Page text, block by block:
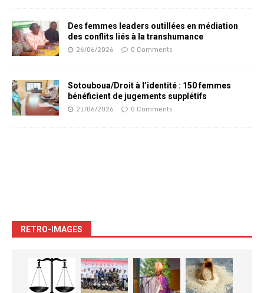
Des femmes leaders outillées en médiation
des conflits liés à la transhumance
26/06/2026 0 Comments
Sotouboua/Droit à l’identité : 150 femmes
bénéficient de jugements supplétifs
21/06/2026 0 Comments
RETRO-IMAGES